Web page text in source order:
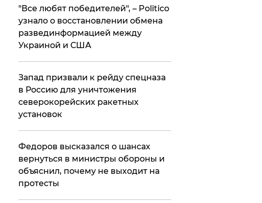
​"Все любят победителей", – Politico
узнало о восстановлении обмена
развединформацией между
Украиной и США
Запад призвали к рейду спецназа
в Россию для уничтожения
северокорейских ракетных
установок
Федоров высказался о шансах
вернуться в министры обороны и
объяснил, почему не выходит на
протесты